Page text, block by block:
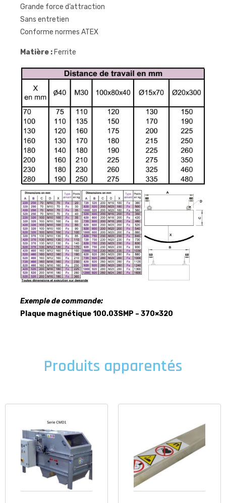
Grande force d’attraction
Sans entretien
Conforme normes ATEX
Matière : Ferrite
Exemple de commande:
Plaque magnétique 100.03SMP – 370×320
Produits apparentés